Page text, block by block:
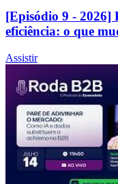
[Episódio 9 - 2026]
eficiência: o que
Assistir